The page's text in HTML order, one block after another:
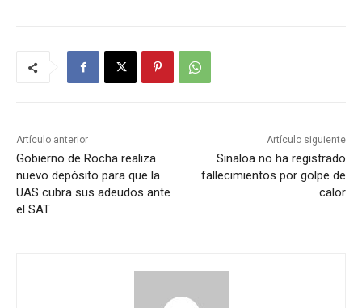
Artículo anterior
Gobierno de Rocha realiza
nuevo depósito para que la
UAS cubra sus adeudos ante
el SAT
Artículo siguiente
Sinaloa no ha registrado
fallecimientos por golpe de
calor